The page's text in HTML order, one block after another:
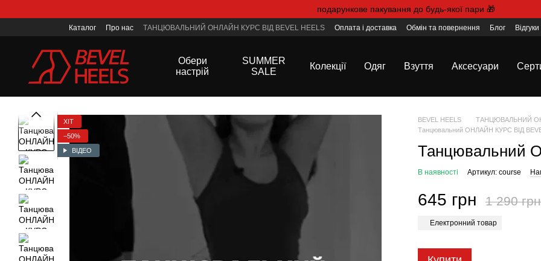
подарункове пакування до будь-якої пари 🎁
Каталог Про нас ТАНЦЮВАЛЬНИЙ ОНЛАЙН КУРС ВІД BEVEL HEELS Оплата і доставка Обмін та повернення Блог
Обери
настрій
SUMMER
SALE
Колекції Одяг Взуття Аксесуари
ХІТ
−50%
ВІДЕО
BEVEL HEELS
ТАНЦЮВАЛЬНИЙ
Танцювальний ОНЛАЙН КУРС ВІД
Танцювальний
В наявності Артикул: course
645 грн 1 290 грн
Електронний товар